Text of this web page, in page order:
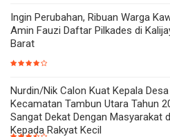
Ingin Perubahan, Ribuan Warga
Amin Fauzi Daftar Pilkades di
Barat
Nurdin/Nik Calon Kuat Kepala
Kecamatan Tambun Utara Tahun
Sangat Dekat Dengan Masyarakat
Kepada Rakyat Kecil